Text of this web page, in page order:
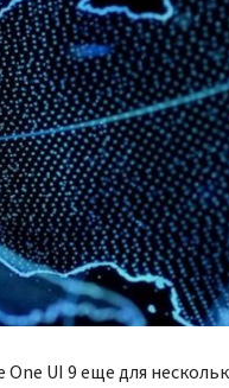
UI 9 еще для